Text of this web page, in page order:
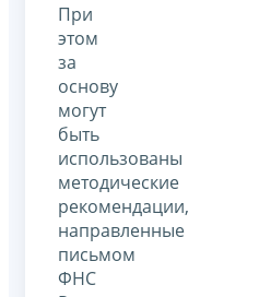
При
этом
за
основу
могут
быть
использованы
методические
рекомендации,
направленные
письмом
ФНС